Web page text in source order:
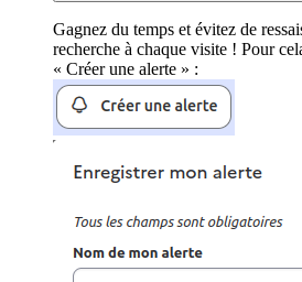
Gagnez du temps et évitez de
recherche à chaque visite ! Pour
« Créer une alerte » :